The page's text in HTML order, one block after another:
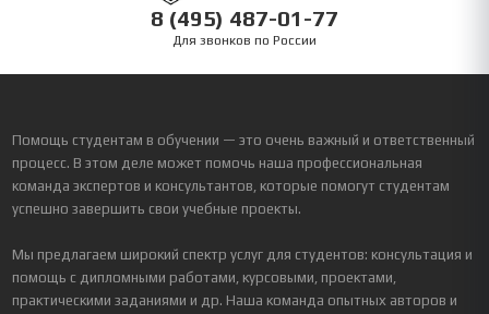
8 (495) 487-01-77
Для звонков по России
Помощь студентам в обучении — это очень важный и ответственный
процесс. В этом деле может помочь наша профессиональная
команда экспертов и консультантов, которые помогут студентам
успешно завершить свои учебные проекты.
Мы предлагаем широкий спектр услуг для студентов: консультация и
помощь с дипломными работами, курсовыми, проектами,
практическими заданиями и др. Наша команда опытных авторов и